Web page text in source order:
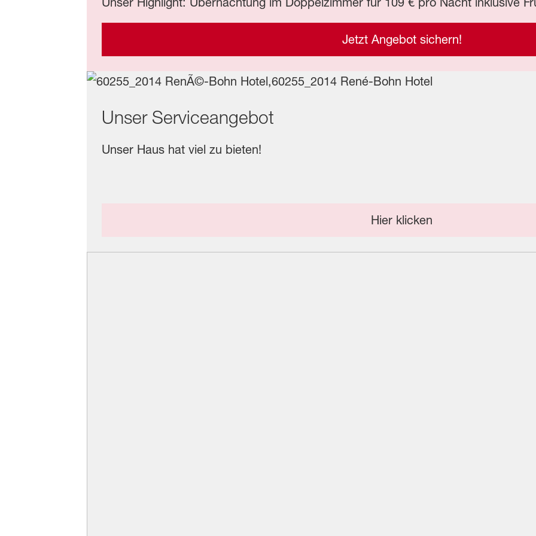
Jetzt Angebot sichern!
Unser Serviceangebot
Unser Haus hat viel zu bieten!
Hier klicken